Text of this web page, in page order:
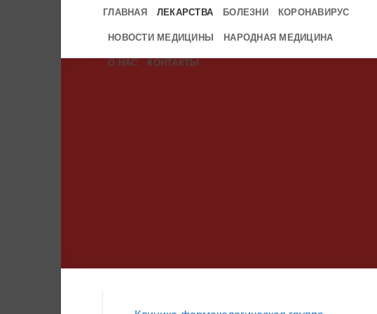
ГЛАВНАЯ ЛЕКАРСТВА БОЛЕЗНИ КОРОНАВИРУС
НОВОСТИ МЕДИЦИНЫ НАРОДНАЯ МЕДИЦИНА
О НАС КОНТАКТЫ